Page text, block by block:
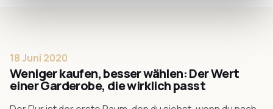
18 Juni 2020
Weniger kaufen, besser wählen: Der Wert
einer Garderobe, die wirklich passt